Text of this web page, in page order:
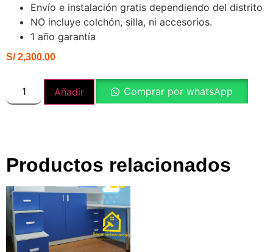
Envío e instalación gratis dependiendo del distrito
NO incluye colchón, silla, ni accesorios.
1 año garantía
S/2,300.00
Añadir Comprar por whatsApp
Productos relacionados